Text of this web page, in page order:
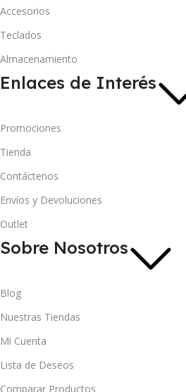
Accesorios
Teclados
Almacenamiento
Enlaces de Interés
Promociones
Tienda
Contáctenos
Envíos y Devoluciones
Outlet
Sobre Nosotros
Blog
Nuestras Tiendas
Mi Cuenta
Lista de Deseos
Comparar Productos